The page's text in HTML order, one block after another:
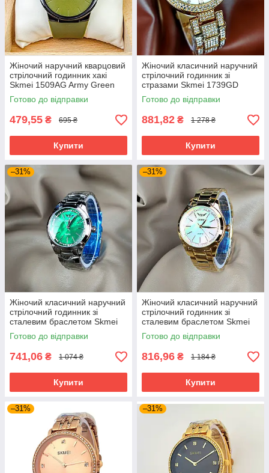
Жіночий наручний кварцовий
стрілочний годинник хакі
Skmei 1509AG Army Green
Готово до відправки
479,55 ₴ 695 ₴
Купити
Жіночий класичний наручний
стрілочний годинник зі
стразами Skmei 1739GD
Готово до відправки
881,82 ₴ 1 278 ₴
Купити
–31%
Жіночий класичний наручний
стрілочний годинник зі
сталевим браслетом Skmei
1964 SIGN
Готово до відправки
741,06 ₴ 1 074 ₴
Купити
–31%
Жіночий класичний наручний
стрілочний годинник зі
сталевим браслетом Skmei
1964 GDWT
Готово до відправки
816,96 ₴ 1 184 ₴
Купити
–31% –31%